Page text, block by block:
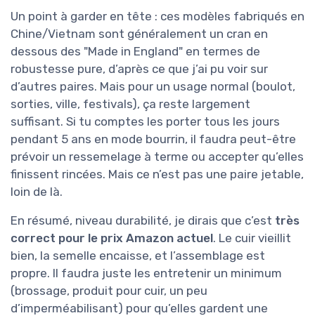
Un point à garder en tête : ces modèles fabriqués en
Chine/Vietnam sont généralement un cran en
dessous des "Made in England" en termes de
robustesse pure, d’après ce que j’ai pu voir sur
d’autres paires. Mais pour un usage normal (boulot,
sorties, ville, festivals), ça reste largement
suffisant. Si tu comptes les porter tous les jours
pendant 5 ans en mode bourrin, il faudra peut-être
prévoir un ressemelage à terme ou accepter qu’elles
finissent rincées. Mais ce n’est pas une paire jetable,
loin de là.
En résumé, niveau durabilité, je dirais que c’est très
correct pour le prix Amazon actuel. Le cuir vieillit
bien, la semelle encaisse, et l’assemblage est
propre. Il faudra juste les entretenir un minimum
(brossage, produit pour cuir, un peu
d’imperméabilisant) pour qu’elles gardent une